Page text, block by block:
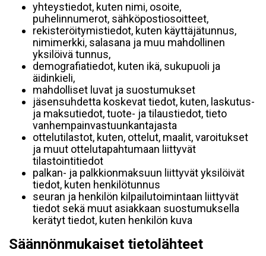
yhteystiedot, kuten nimi, osoite,
puhelinnumerot, sähköpostiosoitteet,
rekisteröitymistiedot, kuten käyttäjätunnus,
nimimerkki, salasana ja muu mahdollinen
yksilöivä tunnus,
demografiatiedot, kuten ikä, sukupuoli ja
äidinkieli,
mahdolliset luvat ja suostumukset
jäsensuhdetta koskevat tiedot, kuten, laskutus-
ja maksutiedot, tuote- ja tilaustiedot, tieto
vanhempainvastuunkantajasta
ottelutilastot, kuten, ottelut, maalit, varoitukset
ja muut ottelutapahtumaan liittyvät
tilastointitiedot
palkan- ja palkkionmaksuun liittyvät yksilöivät
tiedot, kuten henkilötunnus
seuran ja henkilön kilpailutoimintaan liittyvät
tiedot sekä muut asiakkaan suostumuksella
kerätyt tiedot, kuten henkilön kuva
Säännönmukaiset tietolähteet